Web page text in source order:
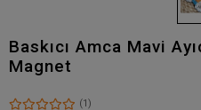
Baskıcı Amca Mavi
Magnet
(1)